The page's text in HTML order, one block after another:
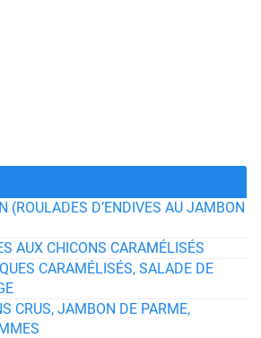
(ROULADES D’ENDIVES AU JAMBON
AUX CHICONS CARAMÉLISÉS
CARAMÉLISÉS, SALADE DE
CRUS, JAMBON DE PARME,